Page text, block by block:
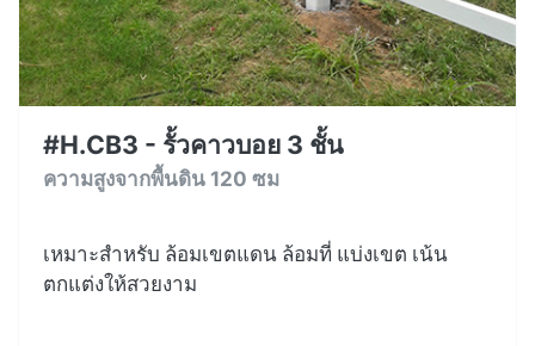
#H.CB3 - รั้วคาวบอย 3 ชั้น
ความสูงจากพื้นดิน 120 ซม
เหมาะสำหรับ ล้อมเขตแดน ล้อมที่ แบ่งเขต เน้น
ตกแต่งให้สวยงาม